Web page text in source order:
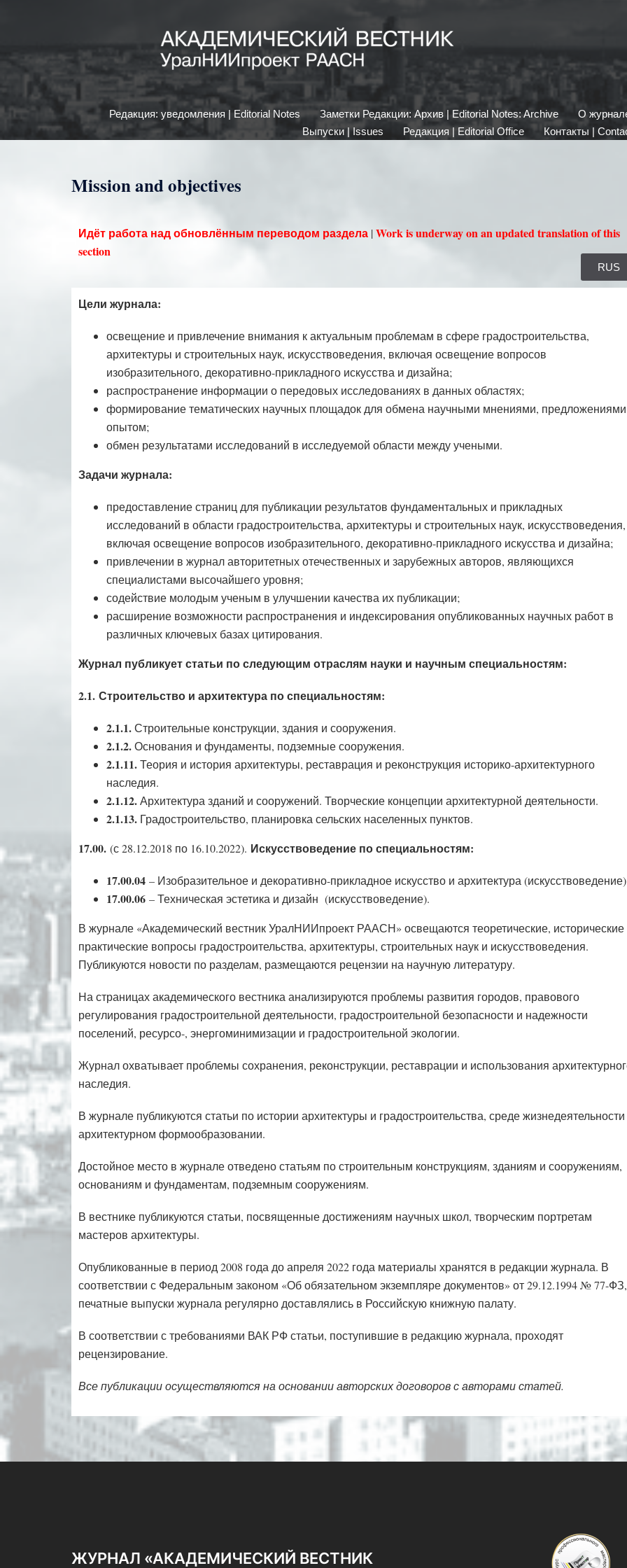
Редакция: уведомления | Editorial Notes Заметки Редакции: Архив | Editorial Notes: Archive
О
Выпуски | Issues
Редакция | Editorial Office Контакты |
Mission and objectives
Идёт работа над обновлённым переводом раздела | Work is underway on an updated translation of this
section
RUS
Цели журнала:
освещение и привлечение внимания к актуальным проблемам в сфере градостроительства,
архитектуры и строительных наук, искусствоведения, включая освещение вопросов
изобразительного, декоративно-прикладного искусства и дизайна;
распространение информации о передовых исследованиях в данных областях;
формирование тематических научных площадок для обмена научными мнениями,
опытом;
обмен результатами исследований в исследуемой области между учеными.
Задачи журнала:
предоставление страниц для публикации результатов фундаментальных и прикладных
исследований в области градостроительства, архитектуры и строительных наук, искусствоведения,
включая освещение вопросов изобразительного, декоративно-прикладного искусства и дизайна;
привлечении в журнал авторитетных отечественных и зарубежных авторов, являющихся
специалистами высочайшего уровня;
содействие молодым ученым в улучшении качества их публикации;
расширение возможности распространения и индексирования опубликованных научных работ в
различных ключевых базах цитирования.
Журнал публикует статьи по следующим отраслям науки и научным специальностям:
2.1. Строительство и архитектура по специальностям:
2.1.1.Строительные конструкции, здания и сооружения.
2.1.2.Основания и фундаменты, подземные сооружения.
2.1.11.Теория и история архитектуры, реставрация и реконструкция историко-архитектурного
наследия.
2.1.12.Архитектура зданий и сооружений. Творческие концепции архитектурной деятельности.
2.1.13. Градостроительство, планировка сельских населенных пунктов.
17.00. (с 28.12.2018 по 16.10.2022). Искусствоведение по специальностям:
17.00.04 – Изобразительное и декоративно-прикладное искусство и архитектура
17.00.06 – Техническая эстетика и дизайн (искусствоведение).
В журнале «Академический вестник УралНИИпроект РААСН» освещаются теоретические, исторические
практические вопросы градостроительства, архитектуры, строительных наук и искусствоведения.
Публикуются новости по разделам, размещаются рецензии на научную литературу.
На страницах академического вестника анализируются проблемы развития городов, правового
регулирования градостроительной деятельности, градостроительной безопасности и надежности
поселений, ресурсо-, энергоминимизации и градостроительной экологии.
Журнал охватывает проблемы сохранения, реконструкции, реставрации и использования
наследия.
В журнале публикуются статьи по истории архитектуры и градостроительства, среде
архитектурном формообразовании.
Достойное место в журнале отведено статьям по строительным конструкциям, зданиям и сооружениям,
основаниям и фундаментам, подземным сооружениям.
В вестнике публикуются статьи, посвященные достижениям научных школ, творческим портретам
мастеров архитектуры.
Опубликованные в период 2008 года до апреля 2022 года материалы хранятся в редакции журнала. В
соответствии с Федеральным законом «Об обязательном экземпляре документов» от 29.12.1994 № 77-ФЗ,
печатные выпуски журнала регулярно доставлялись в Российскую книжную палату.
В соответствии с требованиями ВАК РФ статьи, поступившие в редакцию журнала, проходят
рецензирование.
Все публикации осуществляются на основании авторских договоров с авторами статей.
ЖУРНАЛ «АКАДЕМИЧЕСКИЙ ВЕСТНИК